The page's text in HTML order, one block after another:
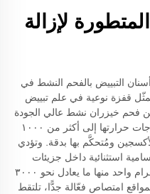
لإزالة
التبييض بالفحم النشط في
قفزة نوعية في علم تبييض
فحم خيزران نشط عالي الجودة
يخضع لعملية تسخين متخصصة تصل درجات حرارتها إلى أكثر من ١٠٠٠
ومُتحكَّم بها بدقة. وتؤدي
استثنائية داخل جزيئات
الفحم، بحيث تبلغ المساحة السطحية لجرام واحد منها ما يعادل نحو ٣٠٠٠
امتصاص فعّالة جدًّا، تلتقط